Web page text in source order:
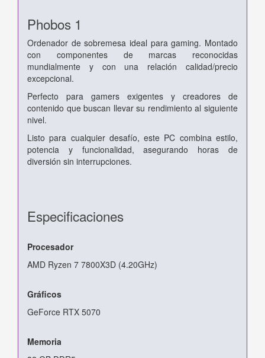
Phobos 1
Ordenador de sobremesa ideal para gaming. Montado
con componentes de marcas reconocidas
mundialmente y con una relación calidad/precio
excepcional.
Perfecto para gamers exigentes y creadores de
contenido que buscan llevar su rendimiento al siguiente
nivel.
Listo para cualquier desafío, este PC combina estilo,
potencia y funcionalidad, asegurando horas de
diversión sin interrupciones.
Especificaciones
Procesador
AMD Ryzen 7 7800X3D (4.20GHz)
Gráficos
GeForce RTX 5070
Memoria